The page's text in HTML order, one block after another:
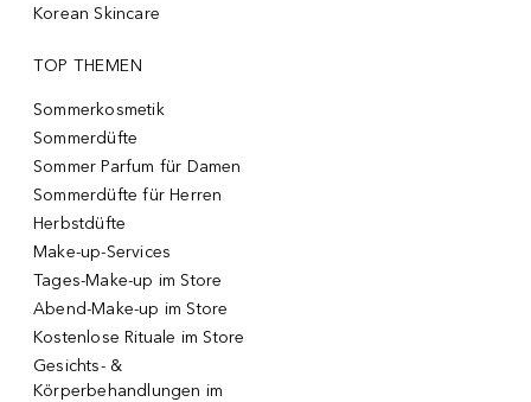
Korean Skincare
TOP THEMEN
Sommerkosmetik
Sommerdüfte
Sommer Parfum für Damen
Sommerdüfte für Herren
Herbstdüfte
Make-up-Services
Tages-Make-up im Store
Abend-Make-up im Store
Kostenlose Rituale im Store
Gesichts- &
Körperbehandlungen im